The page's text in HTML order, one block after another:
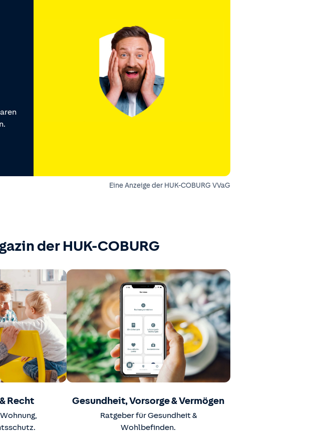
Eine Anzeige der HUK-COBURG VVaG
der HUK-COBURG
Recht Gesundheit, Vorsorge & Vermögen
Ratgeber für Gesundheit &
Wohlbefinden.